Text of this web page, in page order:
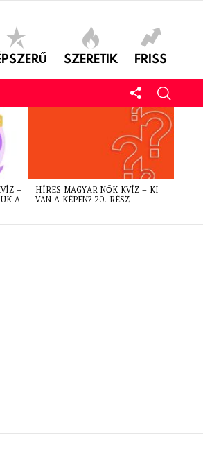
SZERETIK FRISS
–
A
HÍRES MAGYAR NŐK KVÍZ – KI
VAN A KÉPEN? 20. RÉSZ